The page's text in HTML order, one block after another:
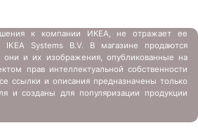
к компании ИКЕА, не отражает ее
IKEA Systems B.V. В магазине продаются
и их изображения, опубликованные на
прав интеллектуальной собственности
ссылки и описания предназначены только
и созданы для популяризации продукции